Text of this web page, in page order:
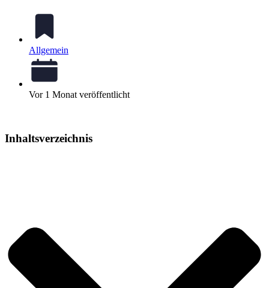
Allgemein
Vor 1 Monat veröffentlicht
Inhaltsverzeichnis